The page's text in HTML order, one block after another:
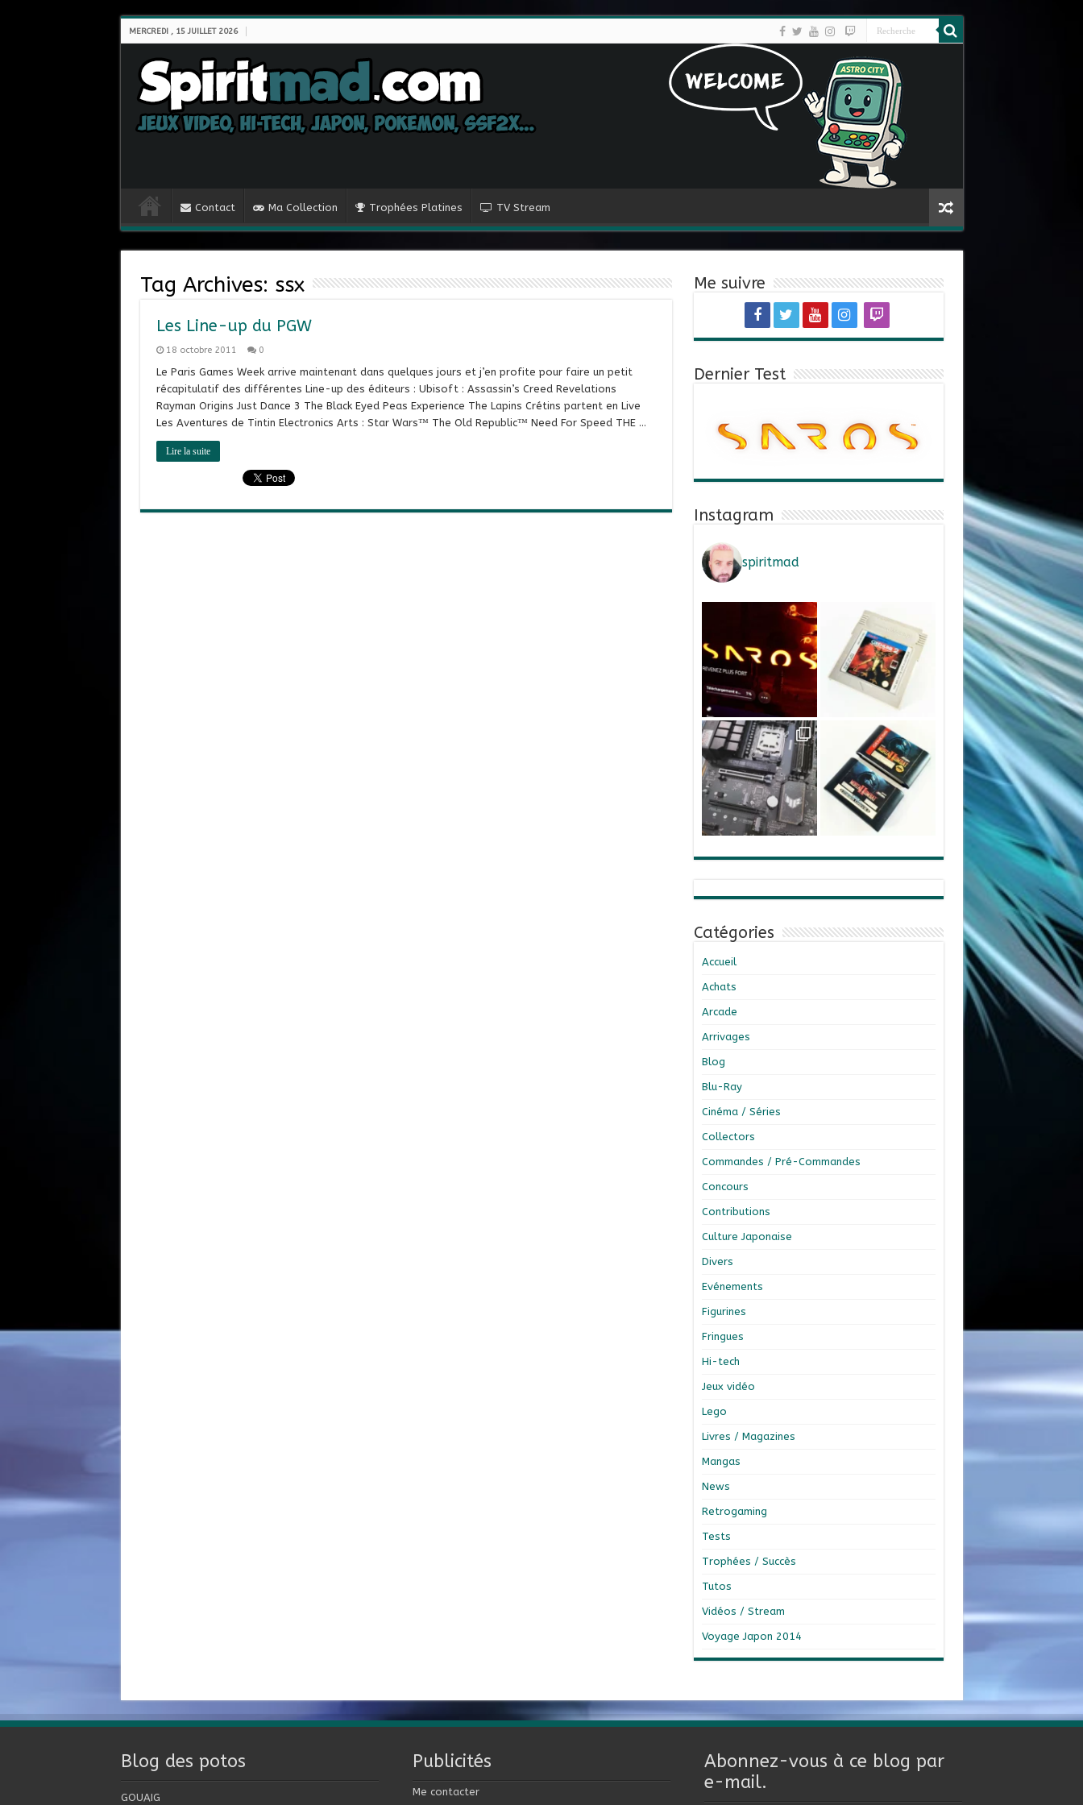
MERCREDI , 15 JUILLET 2026
Contact Ma Collection Trophées Platines TV Stream
Tag Archives: ssx
Les Line-up du PGW
18 octobre 2011 0
Le Paris Games Week arrive maintenant dans quelques jours et j’en profite pour faire un petit
récapitulatif des différentes Line-up des éditeurs : Ubisoft : Assassin’s Creed Revelations
Rayman Origins Just Dance 3 The Black Eyed Peas Experience The Lapins Crétins partent en Live
Les Aventures de Tintin Electronics Arts : Star Wars™ The Old Republic™ Need For Speed THE …
Lire la suite
Me suivre
Dernier Test
Instagram
spiritmad
Catégories
Accueil
Achats
Arcade
Arrivages
Blog
Blu-Ray
Cinéma / Séries
Collectors
Commandes / Pré-Commandes
Concours
Contributions
Culture Japonaise
Divers
Evénements
Figurines
Fringues
Hi-tech
Jeux vidéo
Lego
Livres / Magazines
Mangas
News
Retrogaming
Tests
Trophées / Succès
Tutos
Vidéos / Stream
Voyage Japon 2014
Blog des potos
GOUAIG
Publicités
Me contacter
Abonnez-vous à ce blog par
e-mail.